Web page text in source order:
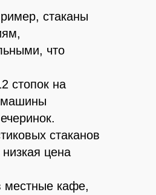
стаканы
что
стопок на
машины
стаканов
цена
местные кафе,